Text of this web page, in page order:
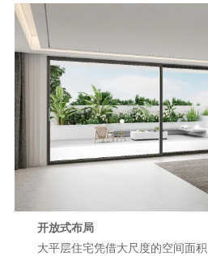
开放式布局
大平层住宅凭借大尺度的空间面积